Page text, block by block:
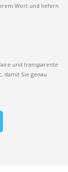
Wort und liefern
und transparente
damit Sie genau